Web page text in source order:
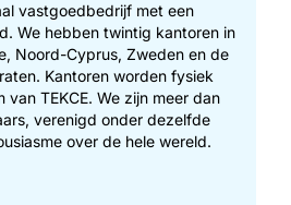
vastgoedbedrijf met een
We hebben twintig kantoren in
Noord-Cyprus, Zweden en de
Kantoren worden fysiek
TEKCE. We zijn meer dan
verenigd onder dezelfde
over de hele wereld.